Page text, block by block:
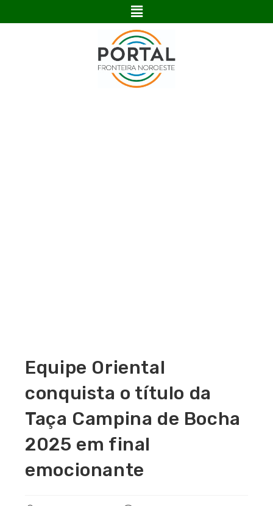
Equipe Oriental
conquista o título da
Taça Campina de Bocha
2025 em final
emocionante